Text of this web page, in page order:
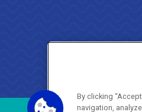
By clicking
navigation,